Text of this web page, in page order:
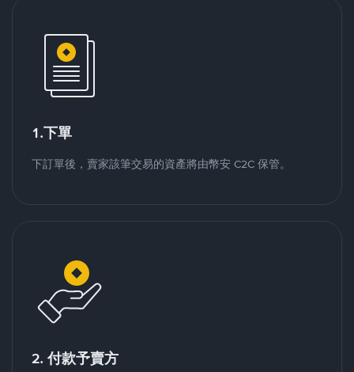
1.下單
下訂單後，賣家該筆交易的資產將由幣安 C2C 保管。
2. 付款予賣方